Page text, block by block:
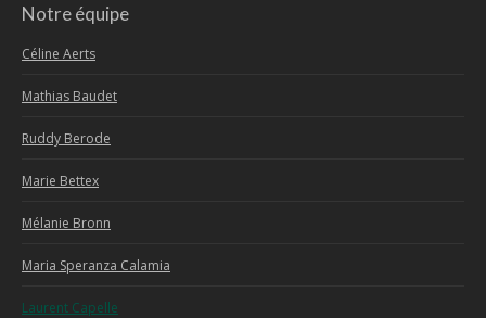
Notre équipe
Céline Aerts
Mathias Baudet
Ruddy Berode
Marie Bettex
Mélanie Bronn
Maria Speranza Calamia
Laurent Capelle